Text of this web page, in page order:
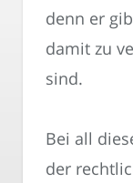
denn er
damit zu
sind.
Bei all
der